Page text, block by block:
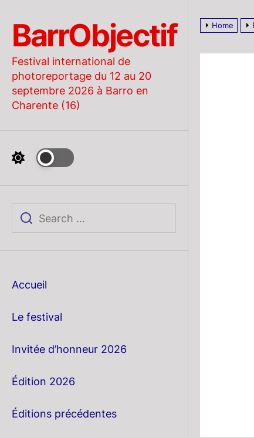
content
BarrObjectif
Festival international de
photoreportage du 12 au 20
septembre 2026 à Barro en
Charente (16)
Accueil
Le festival
Invitée d’honneur 2026
Édition 2026
Éditions précédentes
Home